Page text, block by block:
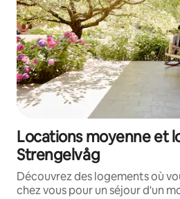
Locations moyenne et
Strengelvåg
Découvrez des logements où
chez vous pour un séjour d'un